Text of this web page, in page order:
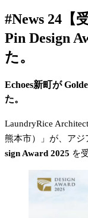
#News 24【
Pin Design
た。
Echoes新町が
た。
LaundryRice
熊本市）」が、ア
sign Award 2025 を